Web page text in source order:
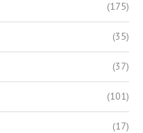
(175)
(35)
(37)
(101)
(17)